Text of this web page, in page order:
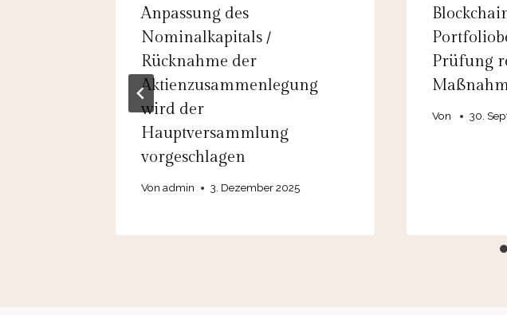
Anpassung des
Nominalkapitals /
Rücknahme der
Aktienzusammenlegung
wird der
Hauptversammlung
vorgeschlagen
Von admin 3. Dezember 2025
Prüfung
Von 30.